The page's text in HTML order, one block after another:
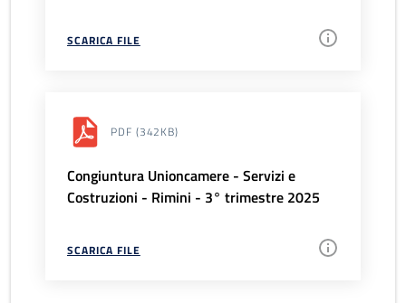
SCARICA FILE
PDF (342KB)
Congiuntura Unioncamere - Servizi e
Costruzioni - Rimini - 3° trimestre 2025
SCARICA FILE